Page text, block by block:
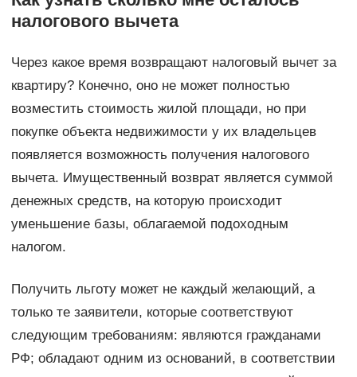
налогового вычета
Через какое время возвращают налоговый вычет за
квартиру? Конечно, оно не может полностью
возместить стоимость жилой площади, но при
покупке объекта недвижимости у их владельцев
появляется возможность получения налогового
вычета. Имущественный возврат является суммой
денежных средств, на которую происходит
уменьшение базы, облагаемой подоходным
налогом.
Получить льготу может не каждый желающий, а
только те заявители, которые соответствуют
следующим требованиям: являются гражданами
РФ; обладают одним из оснований, в соответствии